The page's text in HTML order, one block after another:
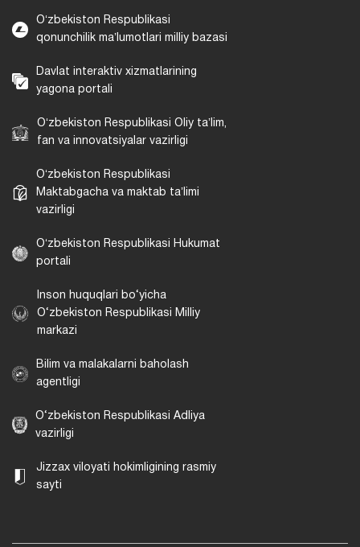
Oʻzbekiston Respublikasi
qonunchilik maʼlumotlari milliy bazasi
Davlat interaktiv xizmatlarining
yagona portali
Oʻzbekiston Respublikasi Oliy taʼlim,
fan va innovatsiyalar vazirligi
Oʻzbekiston Respublikasi
Maktabgacha va maktab taʼlimi
vazirligi
Oʻzbekiston Respublikasi Hukumat
portali
Inson huquqlari bo‘yicha
O‘zbekiston Respublikasi Milliy
markazi
Bilim va malakalarni baholash
agentligi
O‘zbekiston Respublikasi Adliya
vazirligi
Jizzax viloyati hokimligining rasmiy
sayti